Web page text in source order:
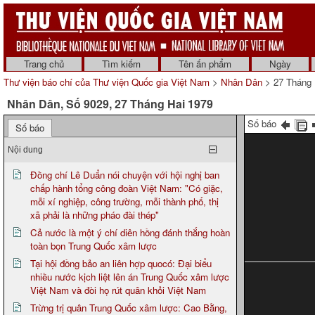
Trang chủ Tìm kiếm Tên ấn phẩm Ngày
Thư viện báo chí của Thư viện Quốc gia Việt Nam > Nhân Dân > 27 Tháng
Nhân Dân, Số 9029, 27 Tháng Hai 1979
Số báo
Nội dung
Đồng chí Lê Duẩn nói chuyện với hội nghị ban
chấp hành tổng công đoàn Việt Nam: "Có giặc,
mỗi xí nghiệp, công trường, mỗi thành phố, thị
xã phải là những pháo đài thép"
Cả nước là một ý chí diên hồng đánh thắng hoàn
toàn bọn Trung Quốc xâm lược
Tại hội đồng bảo an liên hợp quocó: Đại biểu
nhiều nước kịch liệt lên án Trung Quốc xâm lược
Việt Nam và đòi họ rút quân khỏi Việt Nam
Trừng trị quân Trung Quốc xâm lược: Cao Bằng,
Số báo